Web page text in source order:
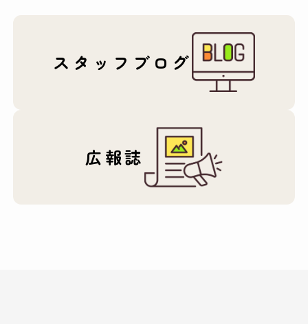
スタッフブログ
広報誌